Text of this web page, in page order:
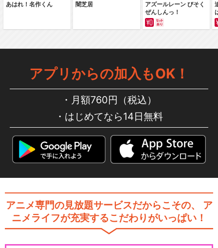
Paradox Live on Stage T…
Paradox Live on Stage T…
Paradox Live on Stage T…
Paradox Live on Stage T…
あはれ！名作くん 闇芝居
アズールレーン びそく
ぜんしんっ！
アプリからの加入もOK！
月額760円（税込）
はじめてなら14日無料
アニメ専門の見放題サービスだからこその、
ア
ニメライフが充実するこだわりがいっぱい！